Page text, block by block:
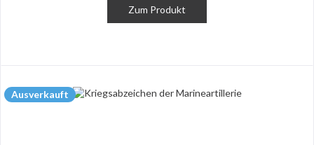
Zum Produkt
Ausverkauft